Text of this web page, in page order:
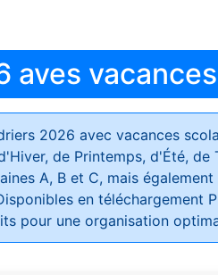
aves
2026 avec vacances
de Printemps, d'Été,
A, B et C, mais
en téléchargement
pour une organisation